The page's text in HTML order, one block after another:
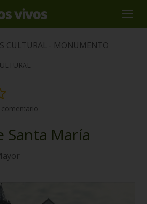
CULTURAL - MONUMENTO
Santa María